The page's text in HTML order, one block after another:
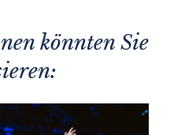
könnten Sie